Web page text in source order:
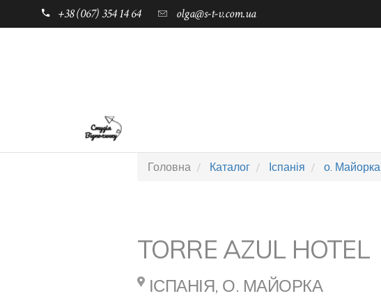
+38 (067) 354 14 64 olga@s-t-v.com.ua
Головна Каталог Іспанія о. Майорка
TORRE AZUL HOTEL
ІСПАНІЯ, О. МАЙОРКА